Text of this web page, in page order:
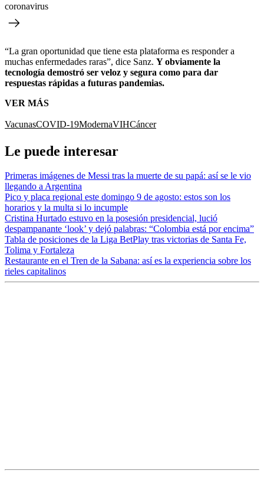
coronavirus
“La gran oportunidad que tiene esta plataforma es responder a
muchas enfermedades raras”, dice Sanz. Y obviamente la
tecnología demostró ser veloz y segura como para dar
respuestas rápidas a futuras pandemias.
VER MÁS
VacunasCOVID-19ModernaVIHCáncer
Le puede interesar
Primeras imágenes de Messi tras la muerte de su papá: así se le vio
llegando a Argentina
Pico y placa regional este domingo 9 de agosto: estos son los
horarios y la multa si lo incumple
Cristina Hurtado estuvo en la posesión presidencial, lució
despampanante ‘look’ y dejó palabras: “Colombia está por encima”
Tabla de posiciones de la Liga BetPlay tras victorias de Santa Fe,
Tolima y Fortaleza
Restaurante en el Tren de la Sabana: así es la experiencia sobre los
rieles capitalinos